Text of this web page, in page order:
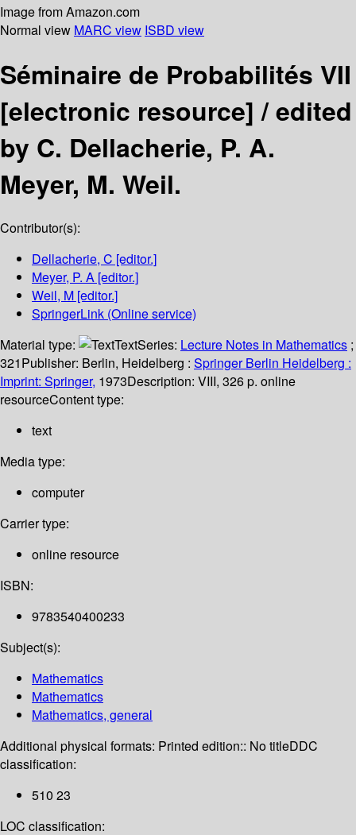
Image from Amazon.com
Normal view MARC view ISBD view
Séminaire de Probabilités VII
[electronic resource] /edited
by C. Dellacherie, P. A.
Meyer, M. Weil.
Contributor(s):
Dellacherie, C [editor.]
Meyer, P. A [editor.]
Weil, M [editor.]
SpringerLink (Online service)
Material type:
TextSeries: Lecture Notes in Mathematics ;
321Publisher: Berlin, Heidelberg : Springer Berlin Heidelberg :
Imprint: Springer, 1973Description: VIII, 326 p. online
resourceContent type:
text
Media type:
computer
Carrier type:
online resource
ISBN:
9783540400233
Subject(s):
Mathematics
Mathematics
Mathematics, general
Additional physical formats: Printed edition:: No titleDDC
classification:
510 23
LOC classification: